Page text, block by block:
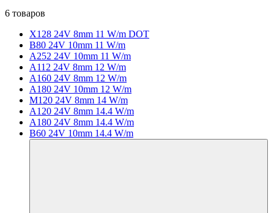
6 товаров
X128 24V 8mm 11 W/m DOT
B80 24V 10mm 11 W/m
A252 24V 10mm 11 W/m
A112 24V 8mm 12 W/m
A160 24V 8mm 12 W/m
A180 24V 10mm 12 W/m
M120 24V 8mm 14 W/m
A120 24V 8mm 14.4 W/m
A180 24V 8mm 14.4 W/m
B60 24V 10mm 14.4 W/m